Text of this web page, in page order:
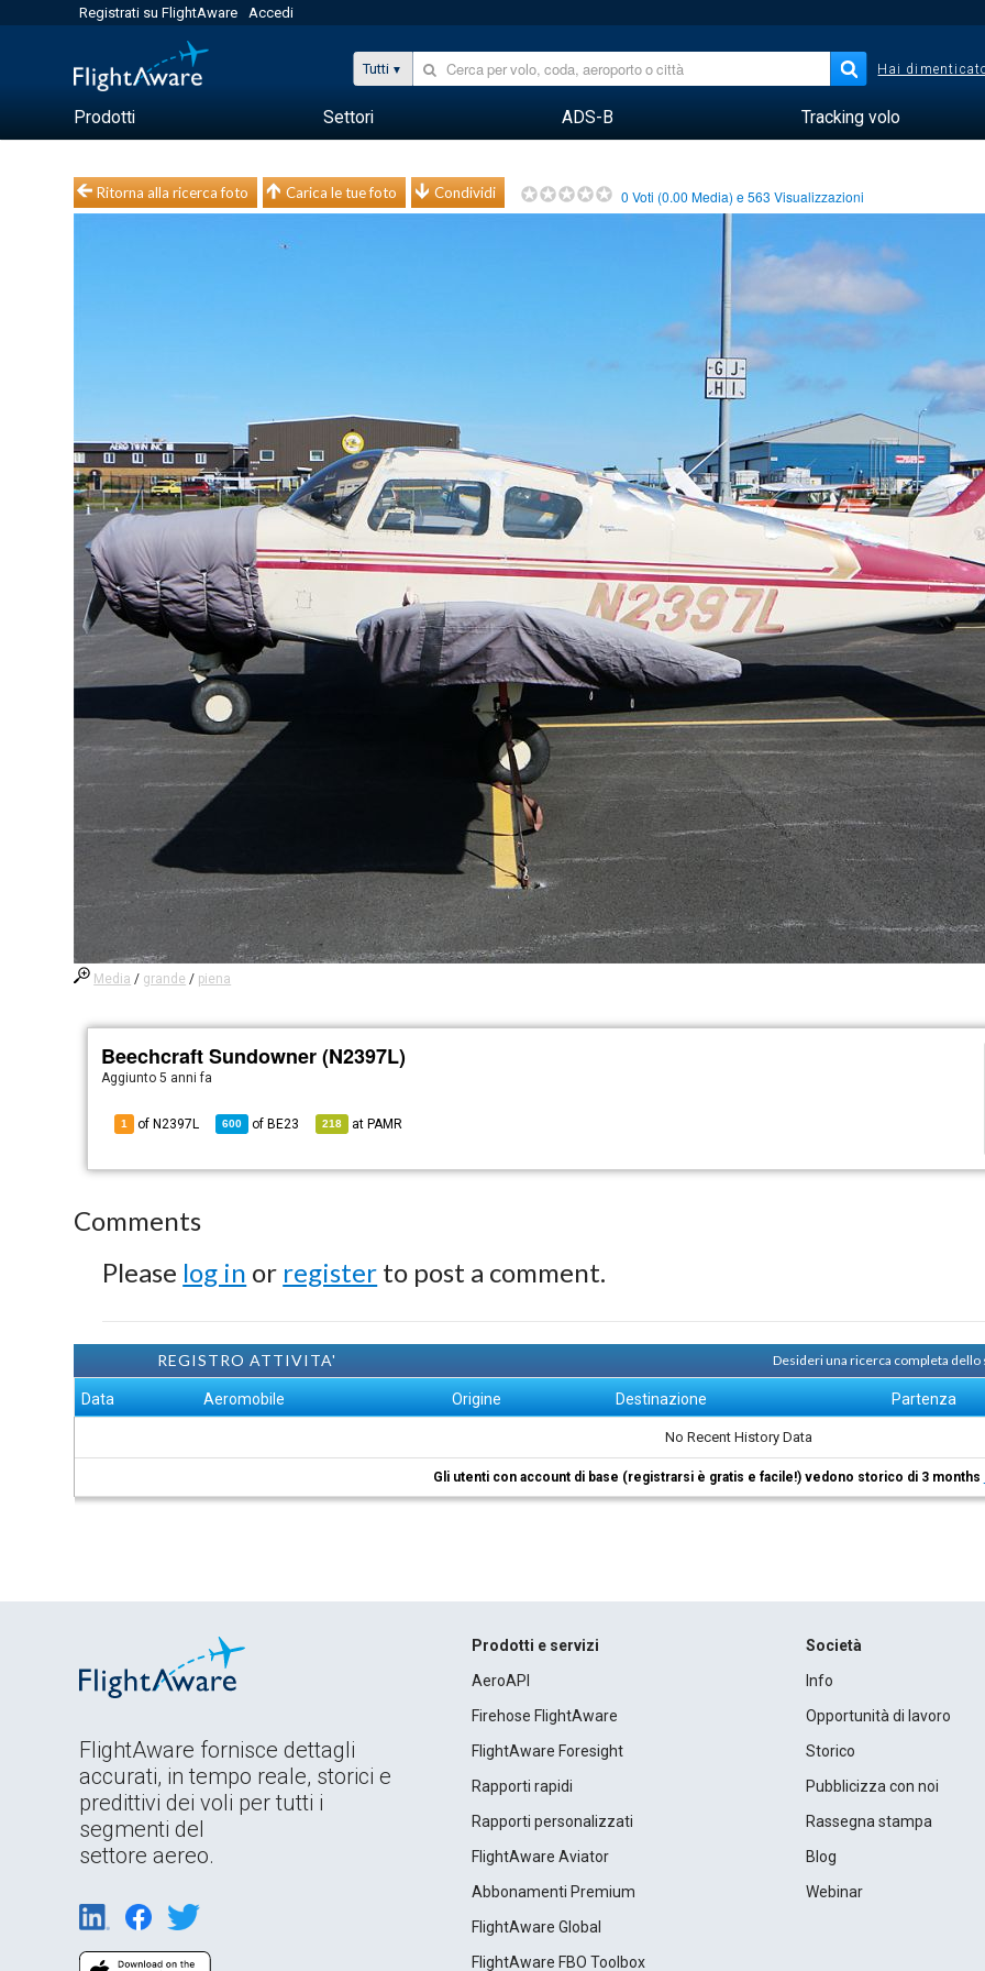
Registrati su FlightAware Accedi
Tutti Hai
Prodotti Settori ADS-B Tracking volo
Ritorna alla ricerca foto Carica le tue foto Condividi 0 Voti (0.00 Media) e563 Visualizzazioni
Media / grande / piena
Beechcraft Sundowner (N2397L)
Aggiunto5 anni fa
1 of N2397L 600 of BE23 218 at PAMR
Comments
Please log in or register to post a comment.
REGISTRO ATTIVITA' Desideri una ricerca completa
Data Aeromobile Origine Destinazione Partenza
No Recent History Data
Gli utenti con account di base (registrarsi è gratis e facile!) vedono storico di 3 months
FlightAware fornisce dettagli
accurati, in tempo reale, storici e
predittivi dei voli per tutti i
segmenti del
settore aereo.
Prodotti e servizi
AeroAPI
Firehose FlightAware
FlightAware Foresight
Rapporti rapidi
Rapporti personalizzati
FlightAware Aviator
Abbonamenti Premium
FlightAware Global
FlightAware FBO Toolbox
Società
Info
Opportunità di lavoro
Storico
Pubblicizza con noi
Rassegna stampa
Blog
Webinar